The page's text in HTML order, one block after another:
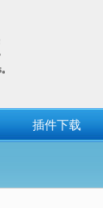
插件下载